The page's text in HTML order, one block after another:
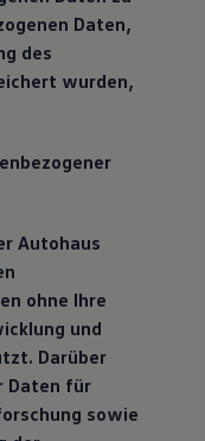
Daten,
des
wurden,
Autohaus
ohne Ihre
und
Darüber
Daten für
sowie